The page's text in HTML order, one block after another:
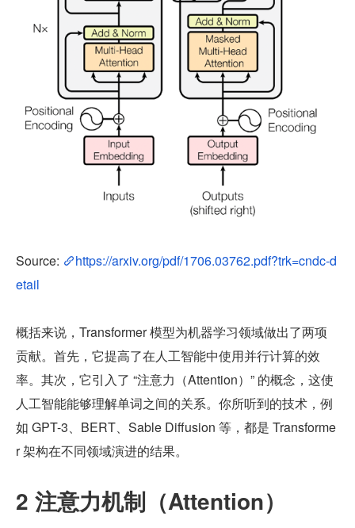
Source:
https://arxiv.org/pdf/1706.03762.pdf?trk=cndc-d
etail
概括来说，Transformer 模型为机器学习领域做出了两项
贡献。首先，它提高了在人工智能中使用并行计算的效
率。其次，它引入了 “注意力（Attention）” 的概念，这使
人工智能能够理解单词之间的关系。你所听到的技术，例
如 GPT-3、BERT、Sable Diffusion 等，都是 Transforme
r 架构在不同领域演进的结果。
2 注意力机制（Attention）